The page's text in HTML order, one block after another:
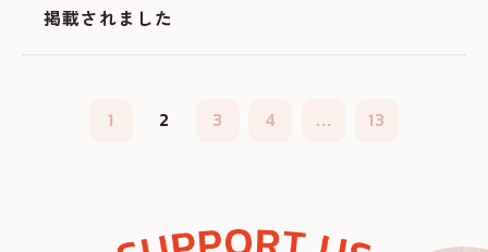
掲載されました
1 2 3 4 ... 13